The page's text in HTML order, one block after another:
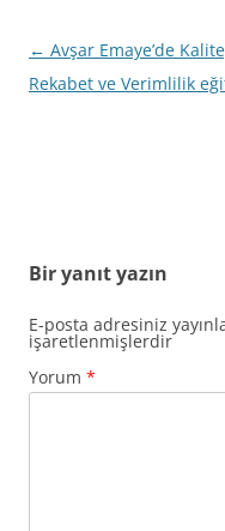
Yazı
dolaşımı
← Avşar Emaye’de
Rekabet ve Verimlilik
Bir yanıt yazın
E-posta adresiniz
işaretlenmişlerdir
Yorum *